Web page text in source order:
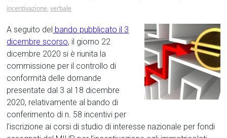
incentivazione,verbale
A seguito del bando pubblicato il 3
dicembre scorso, il giorno 22
dicembre 2020 si è riunita la
commissione per il controllo di
conformità delle domande
presentate dal 3 al 18 dicembre
2020, relativamente al bando di
conferimento di n. 58 incentivi per
l’iscrizione ai corsi di studio di interesse nazionale per fondi